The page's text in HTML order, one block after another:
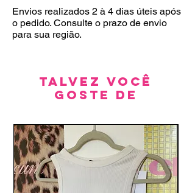
Envios realizados 2 à 4 dias úteis após
o pedido. Consulte o prazo de envio
para sua região.
Talvez você
goste de